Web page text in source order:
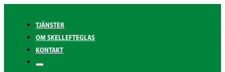
TJÄNSTER
OM SKELLEFTEGLAS
KONTAKT